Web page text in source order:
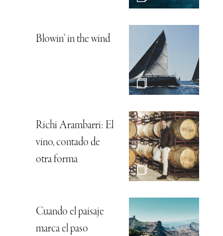
Blowin’ in the wind
Richi Arambarri: El
vino, contado de
otra forma
Cuando el paisaje
marca el paso